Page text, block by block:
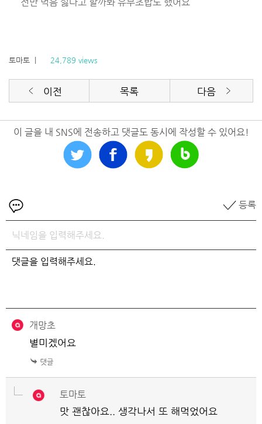
토마토 24,789 views
이전 목록 다음
이 글을 내 SNS에 전송하고 댓글도 동시에 작성할 수 있어요!
등록
개망초
별미겠어요
토마토
맛 괜찮아요.. 생각나서 또 해먹었어요